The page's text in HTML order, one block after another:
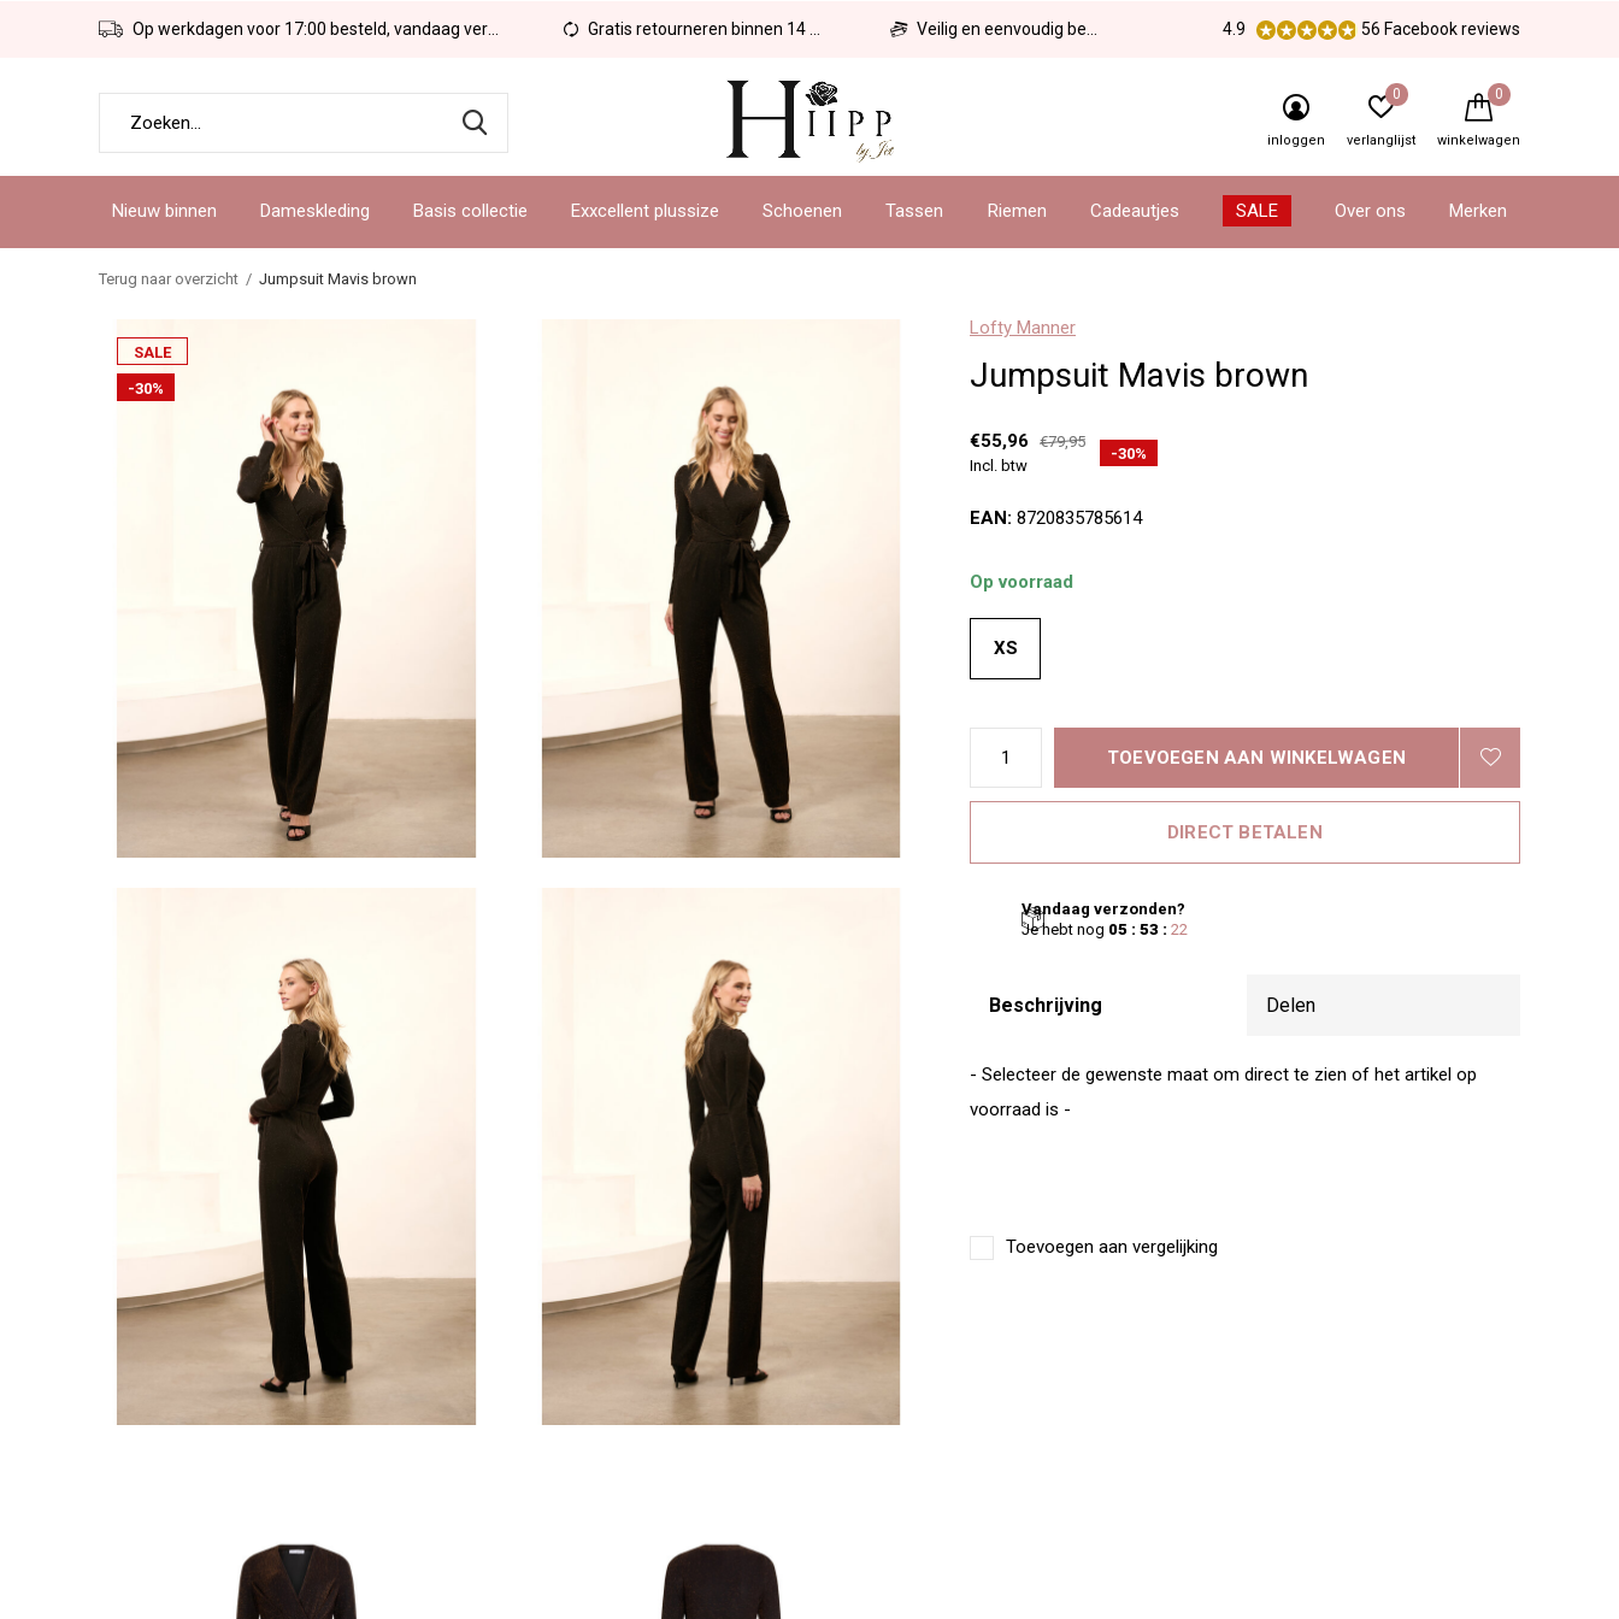
Nieuw binnen Dameskleding Basis collectie Exxcellent plussize Schoenen Tassen Riemen Cadeautjes SALE Over ons Merken
inloggen verlanglijst
0
winkelwagen
0
Op werkdagen voor 17:00 besteld, vandaag verzonden! Gratis retourneren binnen 14 dagen Veilig en eenvoudig betalen 4.9 56 Facebook reviews
Terug naar overzicht Jumpsuit Mavis brown
SALE
-30%
Lofty Manner
Jumpsuit Mavis brown
€55,96
€79,95
Incl. btw
-30%
EAN: 8720835785614
Op voorraad
XS
TOEVOEGEN AAN WINKELWAGEN
DIRECT BETALEN
Vandaag verzonden?
Je hebt nog 05 : 53 : 21
Beschrijving Delen
- Selecteer de gewenste maat om direct te zien of het artikel op
voorraad is -
Toevoegen aan vergelijking